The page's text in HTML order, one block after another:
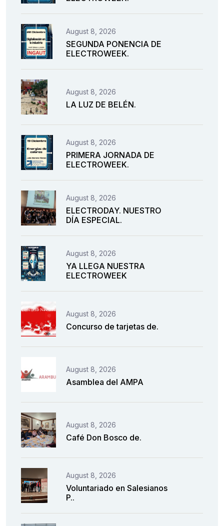
August 8, 2026
SEGUNDA PONENCIA DE
ELECTROWEEK.
August 8, 2026
LA LUZ DE BELÉN.
August 8, 2026
PRIMERA JORNADA DE
ELECTROWEEK.
August 8, 2026
ELECTRODAY. NUESTRO
DÍA ESPECIAL.
August 8, 2026
YA LLEGA NUESTRA
ELECTROWEEK
August 8, 2026
Concurso de tarjetas de.
August 8, 2026
Asamblea del AMPA
August 8, 2026
Café Don Bosco de.
August 8, 2026
Voluntariado en Salesianos
P..